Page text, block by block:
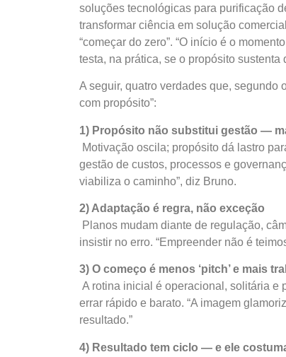
soluções tecnológicas para purificação
transformar ciência em solução
“começar do zero”. “O início é o
testa, na prática, se o propósito
A seguir, quatro verdades que, segundo
com propósito”:
1) Propósito não substitui gestão —
Motivação oscila; propósito dá lastro
gestão de custos, processos e
viabiliza o caminho”, diz Bruno.
2) Adaptação é regra, não exceção
Planos mudam diante de regulação,
insistir no erro. “Empreender não é
3) O começo é menos ‘pitch’ e mais
A rotina inicial é operacional, solitária e
errar rápido e barato. “A imagem
resultado.”
4) Resultado tem ciclo — e ele